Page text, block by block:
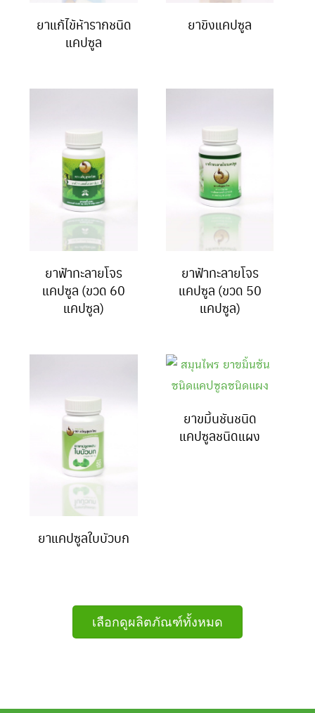
ยาแก้ไข้ห้ารากชนิด
แคปซูล
ยาขิงแคปซูล
ยาฟ้าทะลายโจร
แคปซูล (ขวด 60
แคปซูล)
ยาฟ้าทะลายโจร
แคปซูล (ขวด 50
แคปซูล)
ยาแคปซูลใบบัวบก
ยาขมิ้นชันชนิด
แคปซูลชนิดแผง
เลือกดูผลิตภัณฑ์ทั้งหมด